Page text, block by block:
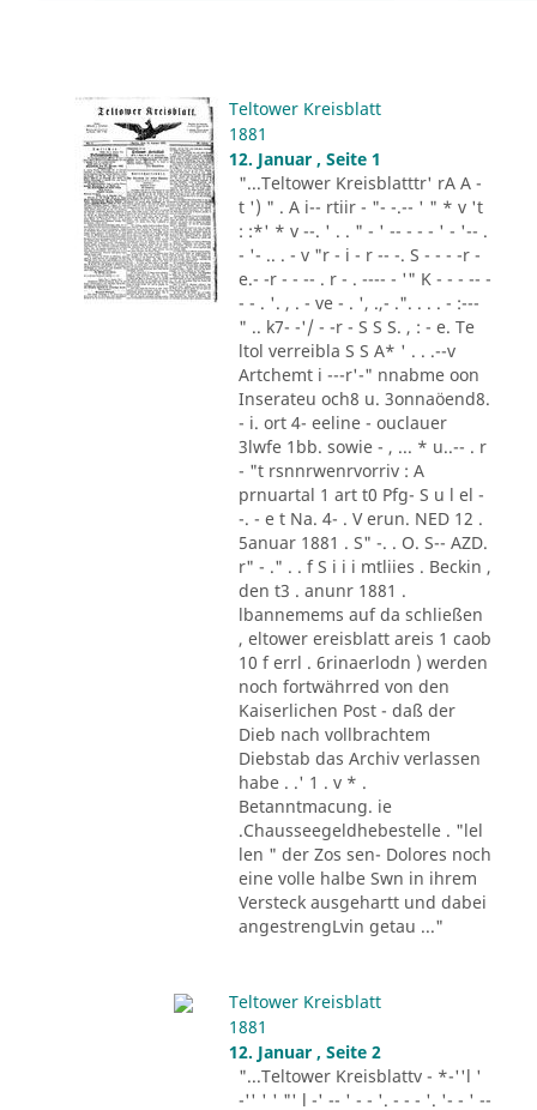
Teltower Kreisblatt
1881
12. Januar , Seite 1
"...Teltower Kreisblatttr' rA A -
t ') " . A i-- rtiir - "- -.-- ' " * v 't
: :*' * v --. ' . . " - ' -- - - - ' - '-- .
- '- .. . - v "r - i - r -- -. S - - - -r -
e.- -r - - -- . r - . ---- - '" K - - - -- -
- - . '. , . - ve - . ', .,- .". . . . - :---
" .. k7- -'/ - -r - S S S. , : - e. Te
ltol verreibla S S A* ' . . .--v
Artchemt i ---r'-" nnabme oon
Inserateu och8 u. 3onnaöend8.
- i. ort 4- eeline - ouclauer
3lwfe 1bb. sowie - , ... * u..-- . r
- "t rsnnrwenrvorriv : A
prnuartal 1 art t0 Pfg- S u l el -
-. - e t Na. 4- . V erun. NED 12 .
5anuar 1881 . S" -. . O. S-- AZD.
r" - ." . . f S i i i mtliies . Beckin ,
den t3 . anunr 1881 .
lbannemems auf da schließen
, eltower ereisblatt areis 1 caob
10 f errl . 6rinaerlodn ) werden
noch fortwährred von den
Kaiserlichen Post - daß der
Dieb nach vollbrachtem
Diebstab das Archiv verlassen
habe . .' 1 . v * .
Betanntmacung. ie
.Chausseegeldhebestelle . "lel
len " der Zos sen- Dolores noch
eine volle halbe Swn in ihrem
Versteck ausgehartt und dabei
angestrengLvin getau ..."
Teltower Kreisblatt
1881
12. Januar , Seite 2
"...Teltower Kreisblattv - *-''l '
-'' ' ' "' l -' -- ' - - '. - - - '. '- - ' --